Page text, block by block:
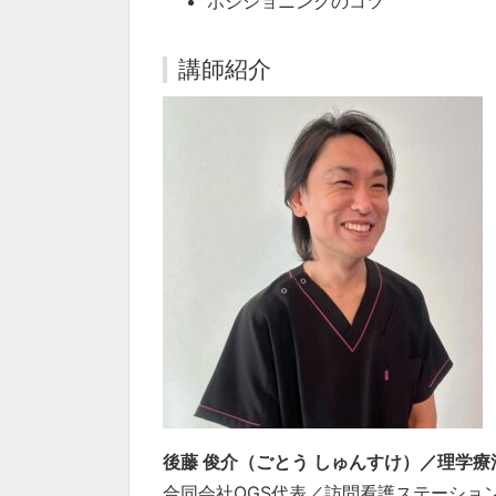
講師紹介
後藤 俊介（ごとう しゅんすけ）／理学療